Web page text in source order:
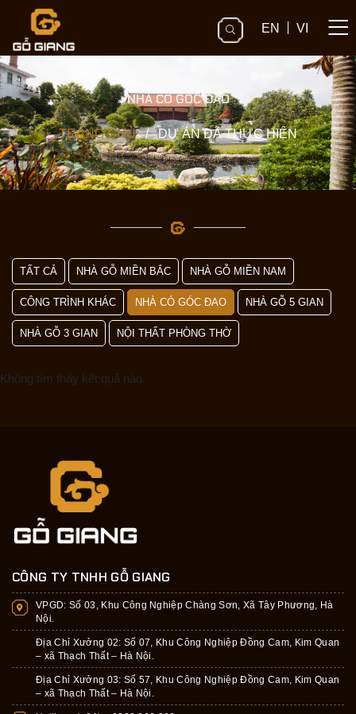
EN VI
NHÀ CÓ GÓC ĐAO
TRANG CHỦ / DỰ ÁN ĐÃ THỰC HIỆN
TẤT CẢ NHÀ GỖ MIỀN BẮC NHÀ GỖ MIỀN NAM
CÔNG TRÌNH KHÁC NHÀ CÓ GÓC ĐAO NHÀ GỖ 5 GIAN
NHÀ GỖ 3 GIAN NỘI THẤT PHÒNG THỜ
Không tìm thấy kết quả nào.
CÔNG TY TNHH GỖ GIANG
VPGD: Số 03, Khu Công Nghiệp Chàng Sơn, Xã Tây Phương, Hà
Nội.
Địa Chỉ Xưởng 02: Số 07, Khu Công Nghiệp Đồng Cam, Kim Quan
– xã Thạch Thất – Hà Nội.
Địa Chỉ Xưởng 03: Số 57, Khu Công Nghiệp Đồng Cam, Kim Quan
– xã Thạch Thất – Hà Nội.